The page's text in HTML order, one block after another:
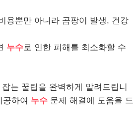
용뿐만 아니라 곰팡이 발생, 건강
누수로 인한 피해를 최소화할 수
잡는 꿀팁을 완벽하게 알려드립니
하여 누수 문제 해결에 도움을 드